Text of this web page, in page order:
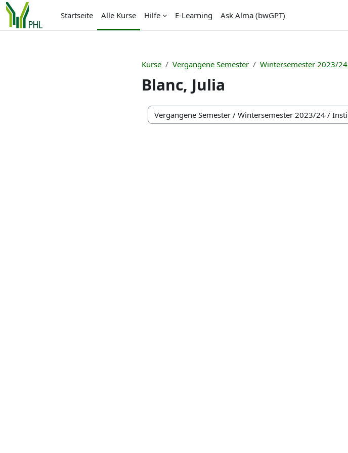
Zum Hauptinhalt
Startseite
Alle Kurse Hilfe E-Learning Ask Alma (bwGPT)
Kurse Vergangene Semester Wintersemester 2023/24
Blanc, Julia
Kursbereiche